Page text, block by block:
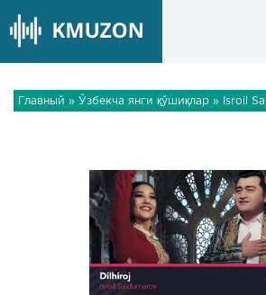
Главный » Ўзбекча янги қўшиқлар » Isroil